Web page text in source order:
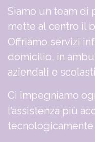
Siamo un team di
mette al centro il
Offriamo servizi
domicilio, in
aziendali e
Ci impegniamo
l’assistenza più
tecnologicamente